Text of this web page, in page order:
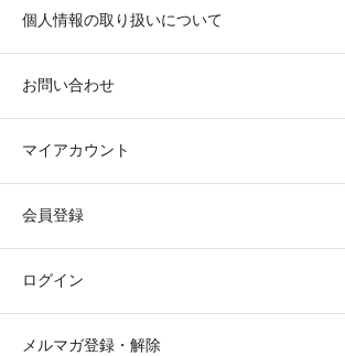
個人情報の取り扱いについて
お問い合わせ
マイアカウント
会員登録
ログイン
メルマガ登録・解除